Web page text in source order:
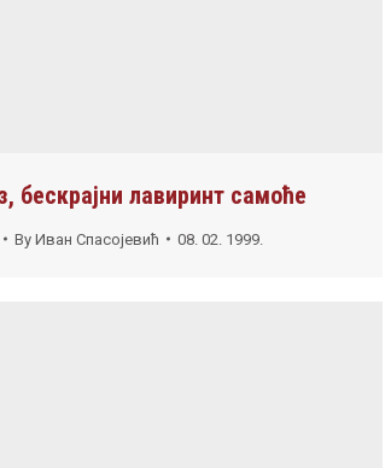
бескрајни лавиринт самоће
By Иван Спасојевић 08. 02. 1999.